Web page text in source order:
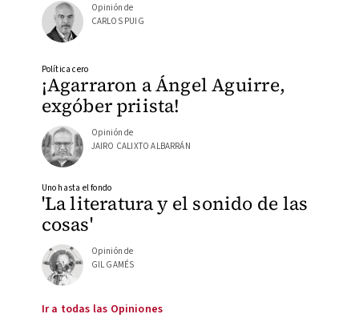
Opinión de
CARLOS PUIG
¡Agarraron a Ángel Aguirre,
exgóber priista!
Política cero
Opinión de
JAIRO CALIXTO ALBARRÁN
'La literatura y el sonido de las
cosas'
Uno hasta el fondo
Opinión de
GIL GAMÉS
Ir a todas las Opiniones